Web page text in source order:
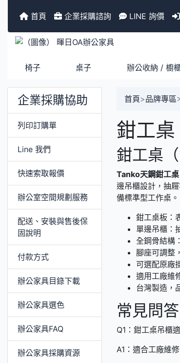
首頁 企業採購諮詢 LINE 詢價
椅子 桌子 辦公收納 / 櫥
企業採購協助
列印訂購單
Line 我們
快速索取報價
辦公室空間規劃服務
配送、安裝與售後保
固說明
付款方式
辦公家具目錄下載
辦公家具選色
辦公家具FAQ
辦公家具採購資源
首頁>品牌專區
鉗工
鉗工桌
Tanko天鋼鉗工桌
邊吊櫃設計，抽
備標準型工作桌。
鉗工桌板：
單邊吊櫃：
全鋼骨結構
腳座可調整
可選配原廠
適用工廠維
台灣製造，
常見問
Q1：鉗工桌吊櫃
A1：適合工廠維